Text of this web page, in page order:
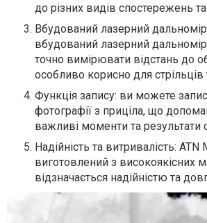
до різних видів спостережень
Вбудований лазерний
вбудований лазерний
точно вимірювати відстань до
особливо корисно для
Функція запису: ви можете
фотографії з приціла, що
важливі моменти та результати
Надійність та витривалість:
виготовлений з високоякісних
відзначається надійністю та